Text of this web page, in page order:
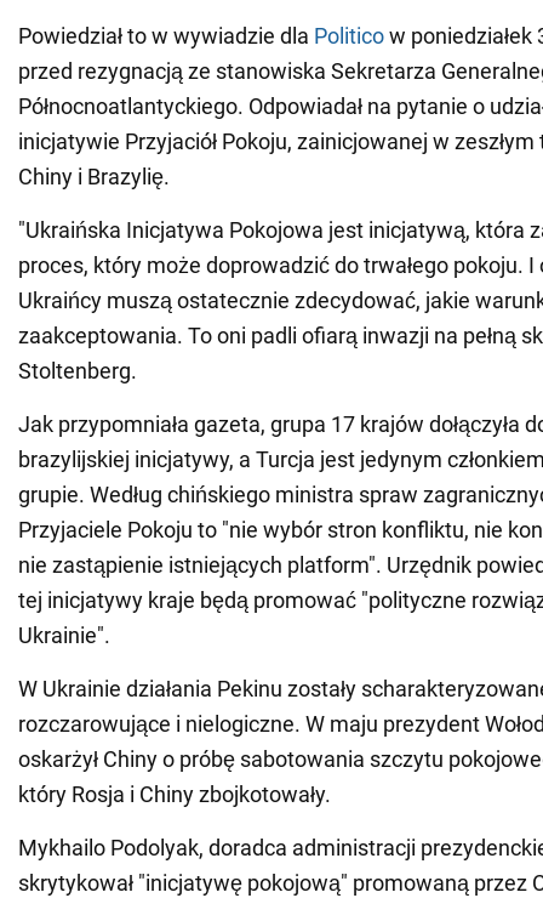
Powiedział to w wywiadzie dla Politicow poniedziałek
przed rezygnacją ze stanowiska Sekretarza
Północnoatlantyckiego. Odpowiadał na pytanie o
inicjatywie Przyjaciół Pokoju, zainicjowanej w
Chiny i Brazylię.
"Ukraińska Inicjatywa Pokojowa jest inicjatywą, która
proces, który może doprowadzić do trwałego pokoju.
Ukraińcy muszą ostatecznie zdecydować, jakie
zaakceptowania. To oni padli ofiarą inwazji na pełną
Stoltenberg.
Jak przypomniała gazeta, grupa 17 krajów dołączyła
brazylijskiej inicjatywy, a Turcja jest jedynym
grupie. Według chińskiego ministra spraw
Przyjaciele Pokoju to "nie wybór stron konfliktu, nie
nie zastąpienie istniejących platform". Urzędnik
tej inicjatywy kraje będą promować "polityczne
Ukrainie".
W Ukrainie działania Pekinu zostały
rozczarowujące i nielogiczne. W maju prezydent
oskarżył Chiny o próbę sabotowania szczytu
który Rosja i Chiny zbojkotowały.
Mykhailo Podolyak, doradca administracji
skrytykował "inicjatywę pokojową" promowaną przez